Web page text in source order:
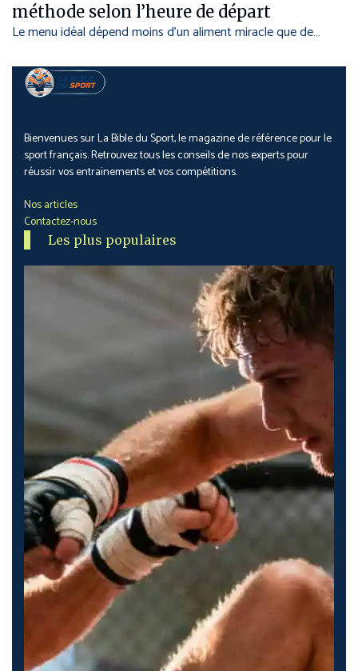
méthode selon l’heure de départ
Le menu idéal dépend moins d’un aliment miracle que de…
Bienvenues sur La Bible du Sport, le magazine de référence pour le
sport français. Retrouvez tous les conseils de nos experts pour
réussir vos entrainements et vos compétitions.
Nos articles
Contactez-nous
Les plus populaires